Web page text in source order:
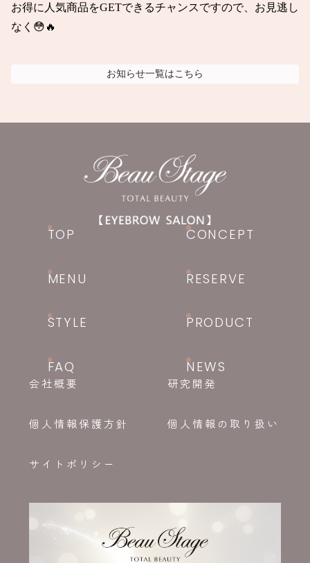
お得に人気商品をGETできるチャンスですので、お見逃し
なく😳🔥
お知らせ一覧はこちら
TOP CONCEPT
MENU RESERVE
STYLE PRODUCT
FAQ NEWS
会社概要 研究開発
個人情報保護方針 個人情報の取り扱い
サイトポリシー